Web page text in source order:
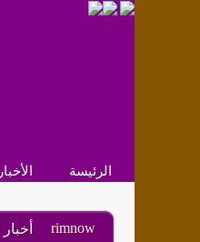
الرئيسة الأخبار
rimnow أخبار